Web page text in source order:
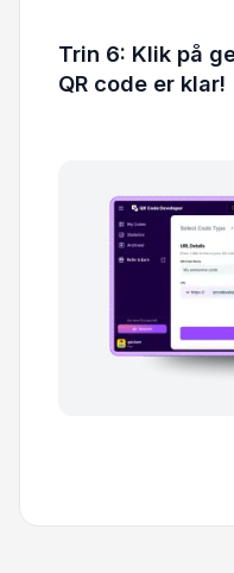
Trin 6: Klik på
QR code er klar!